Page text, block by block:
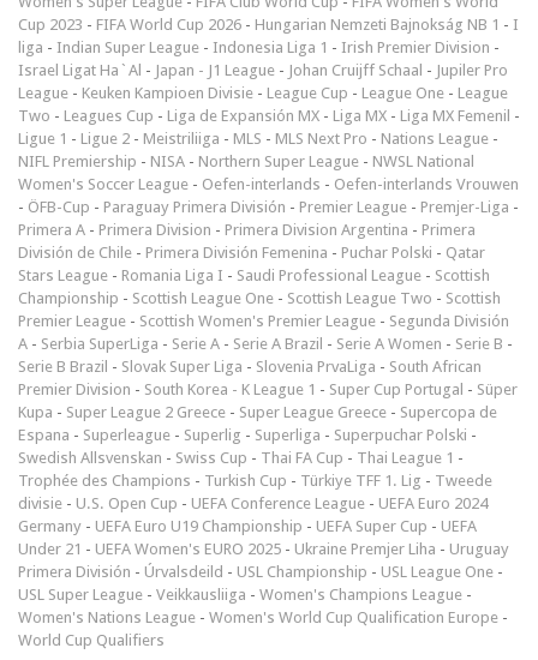
Cup 2023 - FIFA World Cup 2026 - Hungarian Nemzeti Bajnokság NB 1 - I
liga - Indian Super League - Indonesia Liga 1 - Irish Premier Division -
Israel Ligat Ha`Al - Japan - J1 League - Johan Cruijff Schaal - Jupiler Pro
League - Keuken Kampioen Divisie - League Cup - League One - League
Two - Leagues Cup - Liga de Expansión MX - Liga MX - Liga MX Femenil -
Ligue 1 - Ligue 2 - Meistriliiga - MLS - MLS Next Pro - Nations League -
NIFL Premiership - NISA - Northern Super League - NWSL National
Women's Soccer League - Oefen-interlands - Oefen-interlands Vrouwen
- ÖFB-Cup - Paraguay Primera División - Premier League - Premjer-Liga -
Primera A - Primera Division - Primera Division Argentina - Primera
División de Chile - Primera División Femenina - Puchar Polski - Qatar
Stars League - Romania Liga I - Saudi Professional League - Scottish
Championship - Scottish League One - Scottish League Two - Scottish
Premier League - Scottish Women's Premier League - Segunda División
A - Serbia SuperLiga - Serie A - Serie A Brazil - Serie A Women - Serie B -
Serie B Brazil - Slovak Super Liga - Slovenia PrvaLiga - South African
Premier Division - South Korea - K League 1 - Super Cup Portugal - Süper
Kupa - Super League 2 Greece - Super League Greece - Supercopa de
Espana - Superleague - Superlig - Superliga - Superpuchar Polski -
Swedish Allsvenskan - Swiss Cup - Thai FA Cup - Thai League 1 -
Trophée des Champions - Turkish Cup - Türkiye TFF 1. Lig - Tweede
divisie - U.S. Open Cup - UEFA Conference League - UEFA Euro 2024
Germany - UEFA Euro U19 Championship - UEFA Super Cup - UEFA
Under 21 - UEFA Women's EURO 2025 - Ukraine Premjer Liha - Uruguay
Primera División - Úrvalsdeild - USL Championship - USL League One -
USL Super League - Veikkausliiga - Women's Champions League -
Women's Nations League - Women's World Cup Qualification Europe -
World Cup Qualifiers